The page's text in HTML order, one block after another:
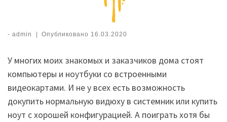
- admin Опубликовано 16.03.2020
У многих моих знакомых и заказчиков дома стоят
компьютеры и ноутбуки со встроенными
видеокартами. И не у всех есть возможность
докупить нормальную видюху в системник или купить
ноут с хорошей конфигурацией. А поиграть хотя бы